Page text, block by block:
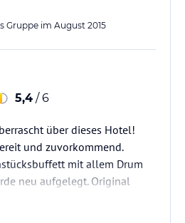
Gruppe im August 2015
5,4 / 6
über dieses Hotel!
und zuvorkommend.
mit allem Drum
neu aufgelegt. Original
Betten, die nach